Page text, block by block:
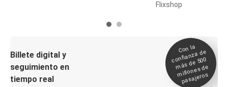
Flixshop
Billete digital y
seguimiento en
tiempo real
Con la
confianza de
más de 500
millones de
pasajeros